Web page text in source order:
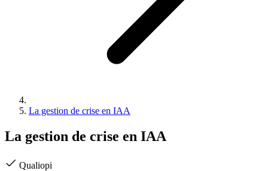
La gestion de crise en IAA
La gestion de crise en IAA
Qualiopi